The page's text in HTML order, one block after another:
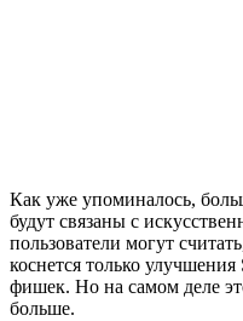
Как уже упоминалось,
будут связаны с
пользователи могут
коснется только
фишек. Но на самом деле
больше.